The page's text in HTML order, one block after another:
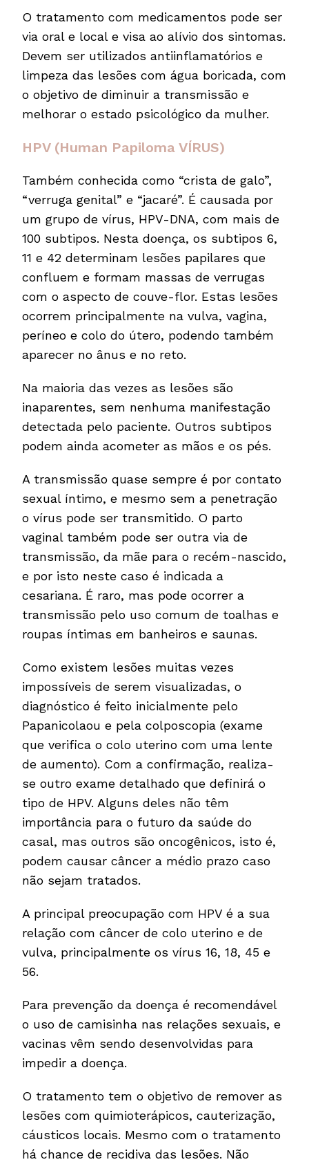
O tratamento com medicamentos pode ser
via oral e local e visa ao alívio dos sintomas.
Devem ser utilizados antiinflamatórios e
limpeza das lesões com água boricada, com
o objetivo de diminuir a transmissão e
melhorar o estado psicológico da mulher.
HPV (Human Papiloma VÍRUS)
Também conhecida como “crista de galo”,
“verruga genital” e “jacaré”. É causada por
um grupo de vírus, HPV-DNA, com mais de
100 subtipos. Nesta doença, os subtipos 6,
11 e 42 determinam lesões papilares que
confluem e formam massas de verrugas
com o aspecto de couve-flor. Estas lesões
ocorrem principalmente na vulva, vagina,
períneo e colo do útero, podendo também
aparecer no ânus e no reto.
Na maioria das vezes as lesões são
inaparentes, sem nenhuma manifestação
detectada pelo paciente. Outros subtipos
podem ainda acometer as mãos e os pés.
A transmissão quase sempre é por contato
sexual íntimo, e mesmo sem a penetração
o vírus pode ser transmitido. O parto
vaginal também pode ser outra via de
transmissão, da mãe para o recém-nascido,
e por isto neste caso é indicada a
cesariana. É raro, mas pode ocorrer a
transmissão pelo uso comum de toalhas e
roupas íntimas em banheiros e saunas.
Como existem lesões muitas vezes
impossíveis de serem visualizadas, o
diagnóstico é feito inicialmente pelo
Papanicolaou e pela colposcopia (exame
que verifica o colo uterino com uma lente
de aumento). Com a confirmação, realiza-
se outro exame detalhado que definirá o
tipo de HPV. Alguns deles não têm
importância para o futuro da saúde do
casal, mas outros são oncogênicos, isto é,
podem causar câncer a médio prazo caso
não sejam tratados.
A principal preocupação com HPV é a sua
relação com câncer de colo uterino e de
vulva, principalmente os vírus 16, 18, 45 e
56.
Para prevenção da doença é recomendável
o uso de camisinha nas relações sexuais, e
vacinas vêm sendo desenvolvidas para
impedir a doença.
O tratamento tem o objetivo de remover as
lesões com quimioterápicos, cauterização,
cáusticos locais. Mesmo com o tratamento
há chance de recidiva das lesões. Não